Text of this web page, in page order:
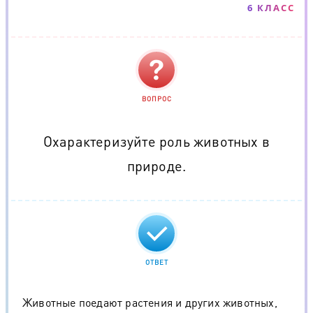
6 КЛАСС
ВОПРОС
Охарактеризуйте роль животных в
природе.
ОТВЕТ
Животные поедают растения и других животных,